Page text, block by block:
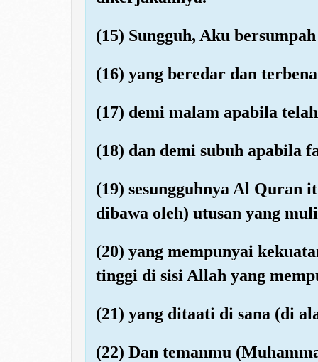
(15) Sungguh, Aku
(16) yang beredar dan
(17) demi malam apabila
(18) dan demi subuh apabila
(19) sesungguhnya Al Quran
dibawa oleh) utusan yang
(20) yang mempunyai
tinggi di sisi Allah yang
(21) yang ditaati di sana (di
(22) Dan temanmu